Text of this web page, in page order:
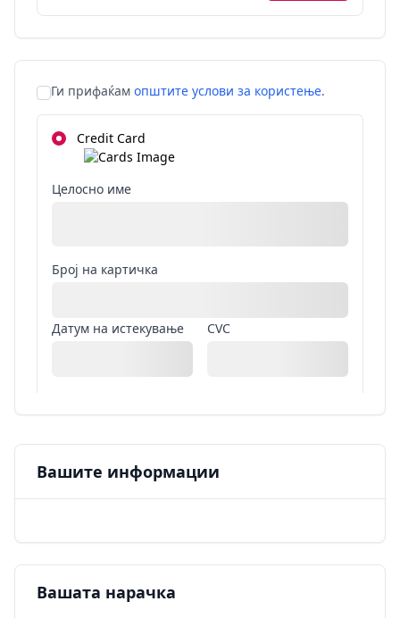
Ги прифаќам општите услови за користење.
Credit Card
Целосно име
Број на картичка
Датум на истекување CVC
Вашите информации
Вашата нарачка